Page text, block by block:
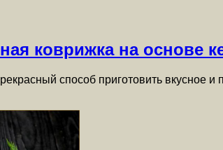
коврижка на основе
способ приготовить вкусное